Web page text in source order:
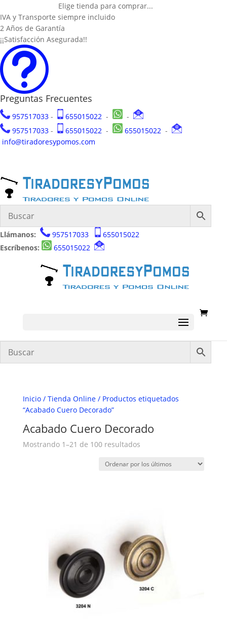
Elige tienda para comprar...
IVA y Transporte siempre incluido
2 Años de Garantía
¡¡Satisfacción Asegurada!!
t
Preguntas Frecuentes
957517033 - 655015022 -
-
957517033 - 655015022 - 655015022 -
info@tiradoresypomos.com
Llámanos: 957517033
655015022
Escríbenos:
655015022
Inicio/ Tienda Online/ Productos etiquetados
“Acabado Cuero Decorado”
Acabado Cuero Decorado
Mostrando 1–21 de 100 resultadosOrdenado
los